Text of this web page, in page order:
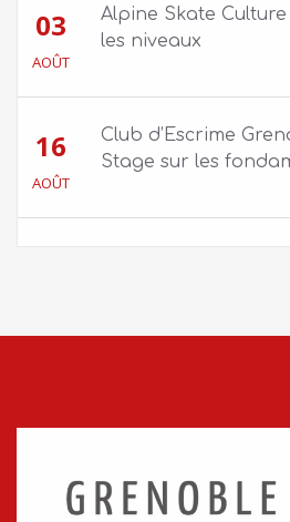
03
AOÛT
Alpine Skate
les niveaux
16
AOÛT
Club d’Escrime
Stage sur les